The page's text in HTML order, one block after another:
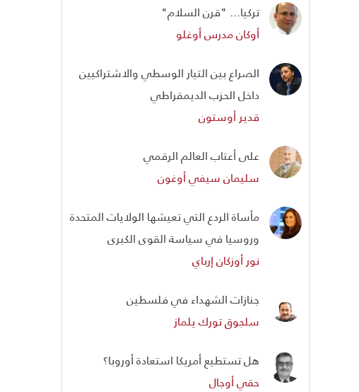
تركيا... "قرن السلام"
أوكان مدرس أوغلو
الصراع بين التيار الوسطي والاشتراكيين
داخل الحزب الديمقراطي
قدير أوستون
على أعتاب العالم الرقمي
سليمان سيفي أوغون
مأساة الردع التي تعيشها الولايات المتحدة
وروسيا في سياسة القوى الكبرى
نور أوزكان إرباي
جنازات الشهداء في فلسطين
سلجوق تورك يلماز
هل تستطيع أمريكا استعادة أوروبا؟
حقي أوجال